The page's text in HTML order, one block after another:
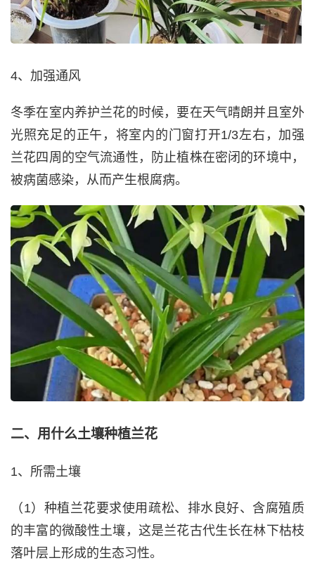
4、加强通风
冬季在室内养护兰花的时候，要在天气晴朗并且室外
光照充足的正午，将室内的门窗打开1/3左右，加强
兰花四周的空气流通性，防止植株在密闭的环境中，
被病菌感染，从而产生根腐病。
二、用什么土壤种植兰花
1、所需土壤
（1）种植兰花要求使用疏松、排水良好、含腐殖质
的丰富的微酸性土壤，这是兰花古代生长在林下枯枝
落叶层上形成的生态习性。